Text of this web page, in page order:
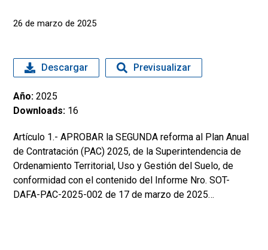
26 de marzo de 2025
Artículo 1.- APROBAR la SEGUNDA reforma al Plan Anual
de Contratación (PAC) 2025, de la Superintendencia de
Ordenamiento Territorial, Uso y Gestión del Suelo, de
conformidad con el contenido del Informe Nro. SOT-
DAFA-PAC-2025-002 de 17 de marzo de 2025…
Descargar Previsualizar
Año: 2025
Downloads: 16